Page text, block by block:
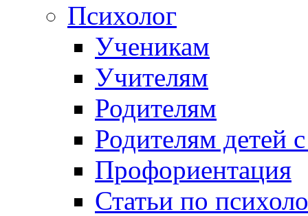
Психолог
Ученикам
Учителям
Родителям
Родителям детей
Профориентация
Статьи по